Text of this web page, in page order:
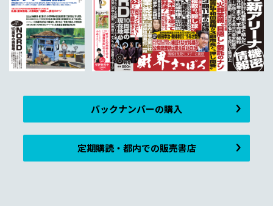
バックナンバーの購入
定期購読・都内での販売書店